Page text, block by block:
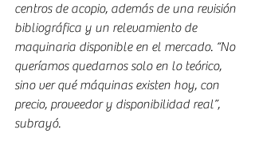
centros de acopio, además de una revisión
bibliográfica y un relevamiento de
maquinaria disponible en el mercado. “No
queríamos quedarnos solo en lo teórico,
sino ver qué máquinas existen hoy, con
precio, proveedor y disponibilidad real”,
subrayó.